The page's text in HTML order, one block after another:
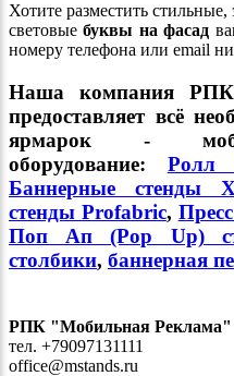
Хотите разместить
световыебуквы на фасад
номеру телефона или email
Наша компания
предоставляет всё
ярмарок -
оборудование: Ролл
Баннерные стенды
стенды Profabric,
Поп Ап (Pop Up)
столбики, баннерная
РПК "Мобильная Реклама"
тел. +79097131111
office@mstands.ru